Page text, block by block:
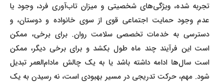
تجربه شده، ویژگی‌های شخصیتی و میزان تاب‌آوری فرد، وجود یا
عدم وجود حمایت اجتماعی قوی از سوی خانواده و دوستان، و
دسترسی به خدمات تخصصی سلامت روان. برای برخی، ممکن
است این فرآیند چند ماه طول بکشد و برای برخی دیگر، ممکن
است سال‌ها ادامه داشته باشد یا به یک چالش مادام‌العمر تبدیل
شود. مهم، حرکت تدریجی در مسیر بهبودی است، نه رسیدن به یک